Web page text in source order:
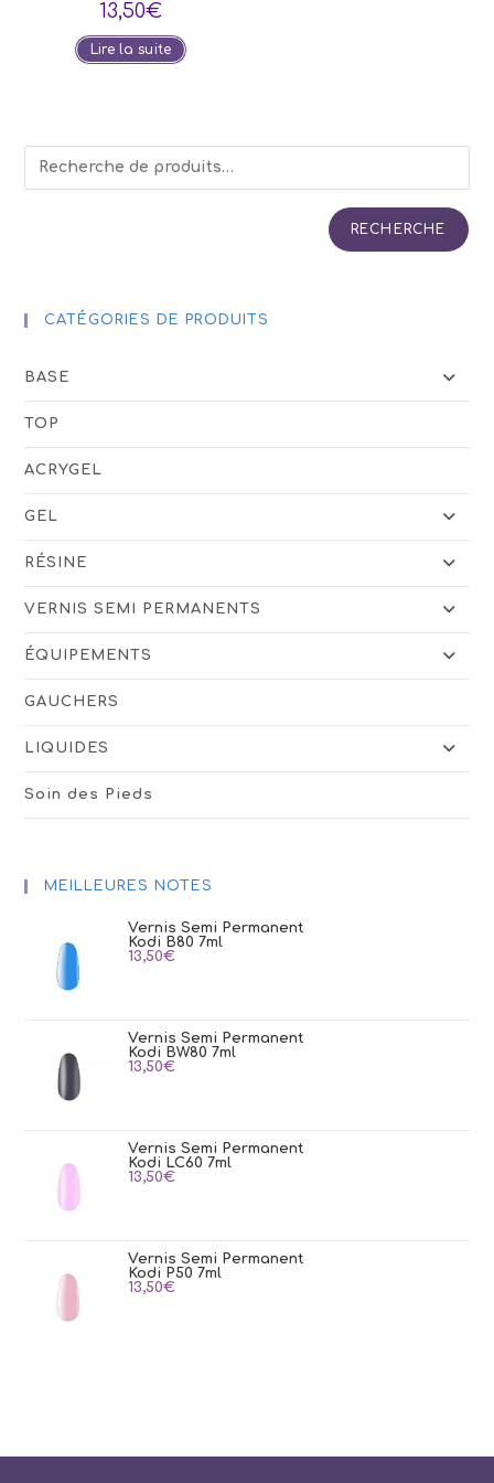
13,50€
Lire la suite
RECHERCHE
CATÉGORIES DE PRODUITS
BASE
TOP
ACRYGEL
GEL
RÉSINE
VERNIS SEMI PERMANENTS
ÉQUIPEMENTS
GAUCHERS
LIQUIDES
Soin des Pieds
MEILLEURES NOTES
Vernis Semi Permanent
Kodi B80 7ml
13,50€
Vernis Semi Permanent
Kodi BW80 7ml
13,50€
Vernis Semi Permanent
Kodi LC60 7ml
13,50€
Vernis Semi Permanent
Kodi P50 7ml
13,50€